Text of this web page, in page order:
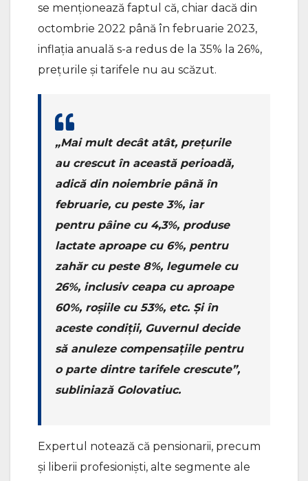
se menționează faptul că, chiar dacă din
octombrie 2022 până în februarie 2023,
inflația anuală s-a redus de la 35% la 26%,
prețurile și tarifele nu au scăzut.
„Mai mult decât atât, prețurile
au crescut în această perioadă,
adică din noiembrie până în
februarie, cu peste 3%, iar
pentru pâine cu 4,3%, produse
lactate aproape cu 6%, pentru
zahăr cu peste 8%, legumele cu
26%, inclusiv ceapa cu aproape
60%, roșiile cu 53%, etc. Și în
aceste condiții, Guvernul decide
să anuleze compensațiile pentru
o parte dintre tarifele crescute”,
subliniază Golovatiuc.
Expertul notează că pensionarii, precum
și liberii profesioniști, alte segmente ale